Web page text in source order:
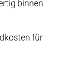
binnen
für